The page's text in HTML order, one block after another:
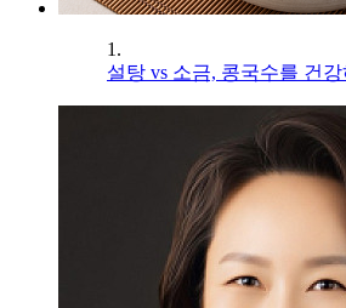
1.
설탕 vs 소금, 콩국수를 건